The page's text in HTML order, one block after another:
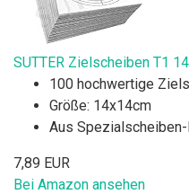
SUTTER Zielscheiben T1
100 hochwertige
Größe: 14x14cm
Aus
7,89 EUR
Bei Amazon ansehen